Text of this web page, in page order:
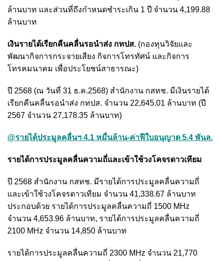
ล้านบาท และส่วนที่ถึงกำหนดชำระเกิน 1 ปี จำนวน 4,199.88
ล้านบาท
เงินรายได้เรียกคืนคลื่นรอนำส่ง กทปส. (กองทุนวิจัยและ
พัฒนากิจการกระจายเสียง กิจการโทรทัศน์ และกิจการ
โทรคมนาคม เพื่อประโยชน์สาธารณะ)
ปี 2568 (ณ วันที่ 31 ธ.ค.2568) สำนักงาน กสทช. มีเงินรายได้
เรียกคืนคลื่นรอนำส่ง กทปส. จำนวน 22,645.01 ล้านบาท (ปี
2567 จำนวน 27,178.35 ล้านบาท)
@รายได้ประมูลคลื่นฯ 4.1 หมื่นล้าน-ค่าฟีใบอนุญาต 5.4 พันล.
รายได้การประมูลคลื่นความถี่และเข้าใช้วงโคจรดาวเทียม
ปี 2568 สำนักงาน กสทช. มีรายได้การประมูลคลื่นความถี่
และเข้าใช้วงโคจรดาวเทียม จำนวน 41,338.67 ล้านบาท
ประกอบด้วย รายได้การประมูลคลื่นความถี่ 1500 MHz
จำนวน 4,653.96 ล้านบาท, รายได้การประมูลคลื่นความถี่
2100 MHz จำนวน 14,850 ล้านบาท
รายได้การประมูลคลื่นความถี่ 2300 MHz จำนวน 21,770